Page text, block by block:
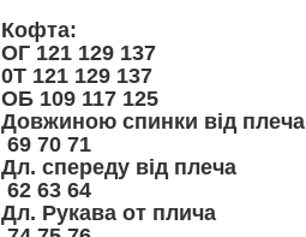
Кофта:
ОГ 121 129 137
0Т 121 129 137
ОБ 109 117 125
Довжиною спинки від плеча
69 70 71
Дл. спереду від плеча
62 63 64
Дл. Рукава от плича